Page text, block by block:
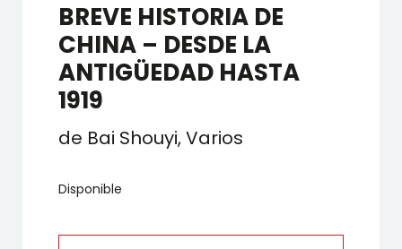
BREVE HISTORIA DE
CHINA – DESDE LA
ANTIGÜEDAD HASTA
1919
de Bai Shouyi, Varios
Disponible